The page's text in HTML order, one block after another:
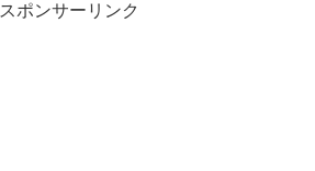
スポンサーリンク